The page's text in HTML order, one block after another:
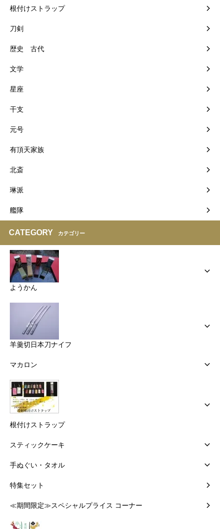
根付けストラップ
刀剣
歴史 古代
文学
星座
干支
元号
有頂天家族
北斎
琳派
艦隊
CATEGORY カテゴリー
ようかん
羊羹切日本刀ナイフ
マカロン
根付けストラップ
スティックケーキ
手ぬぐい・タオル
特集セット
≪期間限定≫スペシャルプライス コーナー